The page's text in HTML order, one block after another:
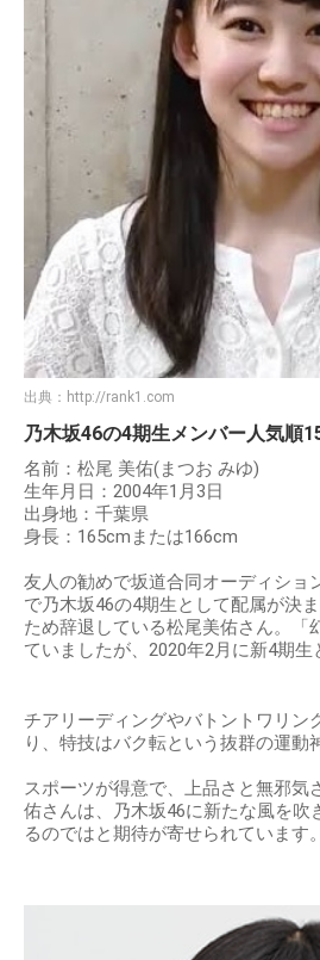
出典： http://rank1.com
乃木坂46の4期生メンバー人気順
名前：松尾 美佑(まつお みゆ)
生年月日：2004年1月3日
出身地：千葉県
身長：165cmまたは166cm
友人の勧めで坂道合同オーディショ
で乃木坂46の4期生として配属が決
ため辞退している松尾美佑さん。「
ていましたが、2020年2月に新4期生
チアリーディングやバトントワリン
り、特技はバク転という抜群の運動
スポーツが得意で、上品さと無邪気
佑さんは、乃木坂46に新たな風を吹
るのではと期待が寄せられています。